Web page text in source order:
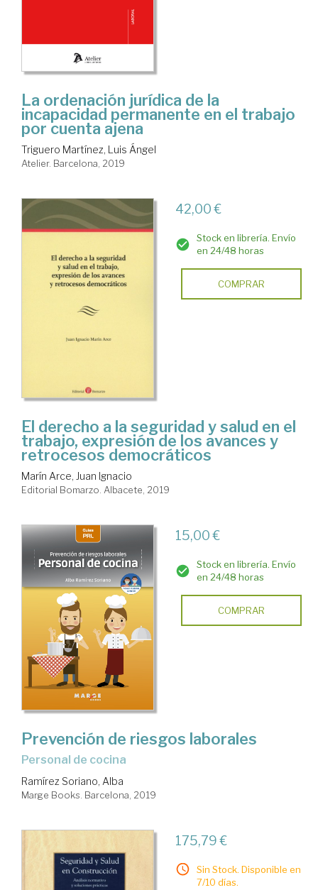
La ordenación jurídica de la
incapacidad permanente en el trabajo
por cuenta ajena
Triguero Martínez, Luis Ángel
Atelier. Barcelona, 2019
42,00 €
Stock en librería. Envío
en 24/48 horas
COMPRAR
El derecho a la seguridad y salud en el
trabajo, expresión de los avances y
retrocesos democráticos
Marín Arce, Juan Ignacio
Editorial Bomarzo. Albacete, 2019
15,00 €
Stock en librería. Envío
en 24/48 horas
COMPRAR
Prevención de riesgos laborales
Personal de cocina
Ramírez Soriano, Alba
Marge Books. Barcelona, 2019
175,79 €
Sin Stock. Disponible en
7/10 días.